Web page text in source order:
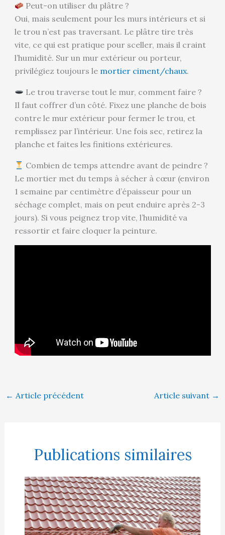
Peut-on utiliser du plâtre ?
Oui, mais seulement pour les murs intérieurs et si
le trou n’est pas traversant. Le plâtre tire très
vite, ce qui est pratique pour sceller, mais il craint
l’humidité. Sur un mur extérieur ou porteur,
privilégiez toujours le mortier ciment/chaux.
Le trou traverse tout le mur, comment faire ?
Il faut coffrer d’un côté. Fixez une planche de bois
contre le mur extérieur pour fermer le trou, et
remplissez par l’intérieur. Une fois sec, retirez la
planche et faites les finitions extérieures.
Combien de temps attendre avant de peindre ?
Le mortier met du temps à sécher à cœur (environ
1 semaine par centimètre d’épaisseur pour un
séchage complet, mais on peut enduire après 2-3
jours). Si vous peignez trop vite, l’humidité va
ressortir et faire cloquer la peinture.
← Article précédent Article suivant →
Publications similaires